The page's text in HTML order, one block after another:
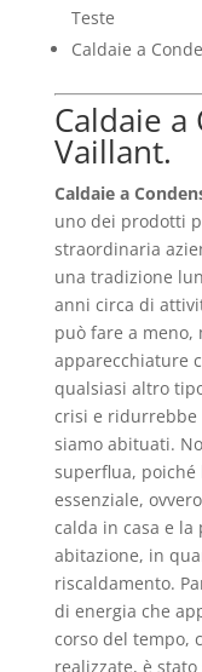
Teste
Caldaie a
Caldaie a
Vaillant.
Caldaie a
uno dei prodotti
straordinaria
una tradizione
anni circa di
può fare a meno,
apparecchiature
qualsiasi altro
crisi e ridurrebbe
siamo abituati.
superflua, poiché
essenziale,
calda in casa e
abitazione, in
riscaldamento.
di energia che
corso del tempo,
realizzate, è